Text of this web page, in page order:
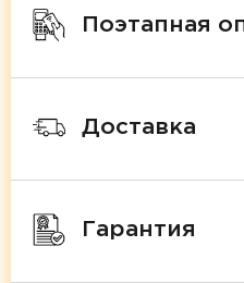
Поэтапная
Доставка
Гарантия